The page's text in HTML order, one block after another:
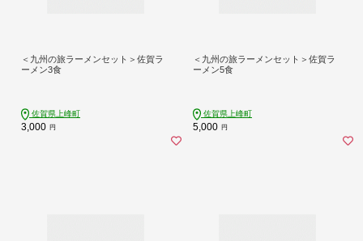
＜九州の旅ラーメンセット＞佐賀ラ
ーメン3食
佐賀県上峰町
3,000 円
＜九州の旅ラーメンセット＞佐賀ラ
ーメン5食
佐賀県上峰町
5,000 円